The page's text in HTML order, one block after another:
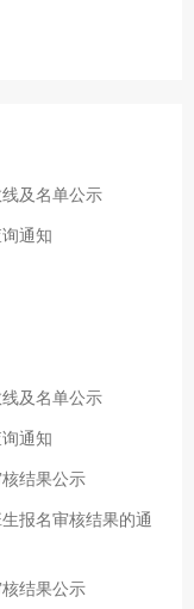
及名单公示
通知
及名单公示
通知
结果公示
报名审核结果的通
结果公示